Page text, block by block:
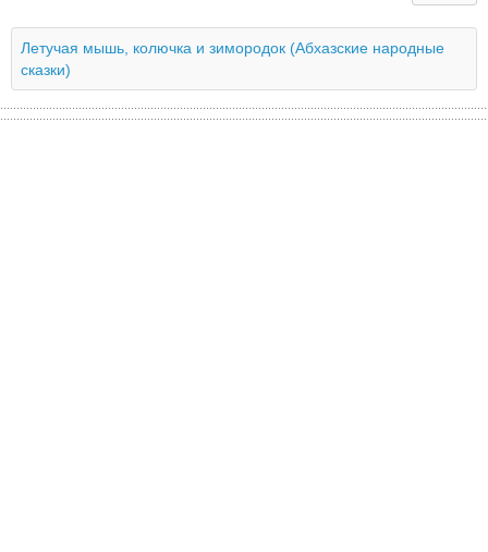
Летучая мышь, колючка и зимородок (Абхазские народные
сказки)